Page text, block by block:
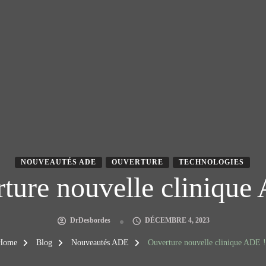
NOUVEAUTÉS ADE OUVERTURE TECHNOLOGIES
nouvelle clinique
DrDesbordes DÉCEMBRE 4, 2023
Blog Nouveautés ADE Ouverture nouvelle clinique ADE !